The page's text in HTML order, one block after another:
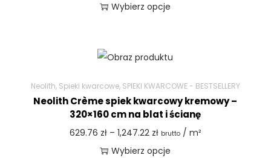
Wybierz opcje
Neolith, Spieki kwarcowe, SPIEKI KWARCOWE - BESTSELLERY
Neolith Crème spiek kwarcowy kremowy –
320×160 cm na blat i ścianę
629.76 zł – 1,247.22 zł brutto/ m²
Wybierz opcje